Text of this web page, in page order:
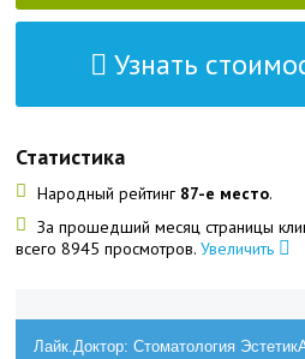
Узнать
Статистика
Народный рейтинг 87-е место.
За прошедший месяц страницы
всего 8945 просмотров.Увеличить